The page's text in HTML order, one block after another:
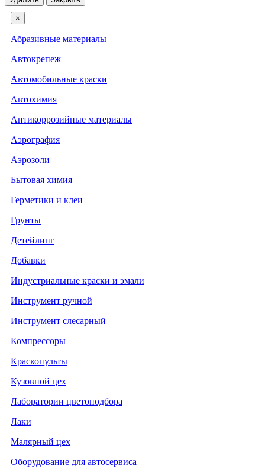
×
Абразивные материалы
Автокрепеж
Автомобильные краски
Автохимия
Антикоррозийные материалы
Аэрография
Аэрозоли
Бытовая химия
Герметики и клеи
Грунты
Детейлинг
Добавки
Индустриальные краски и эмали
Инструмент ручной
Инструмент слесарный
Компрессоры
Краскопульты
Кузовной цех
Лаборатории цветоподбора
Лаки
Малярный цех
Оборудование для автосервиса